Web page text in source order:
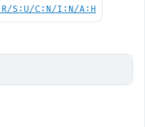
S:U/C:N/I:N/A:H